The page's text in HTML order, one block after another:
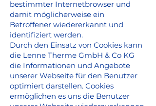
bestimmter Internetbrowser und
damit möglicherweise ein
Betroffener wiedererkannt und
identifiziert werden.
Durch den Einsatz von Cookies kann
die Lenne Therme GmbH & Co KG
die Informationen und Angebote
unserer Webseite für den Benutzer
optimiert darstellen. Cookies
ermöglichen es uns die Benutzer